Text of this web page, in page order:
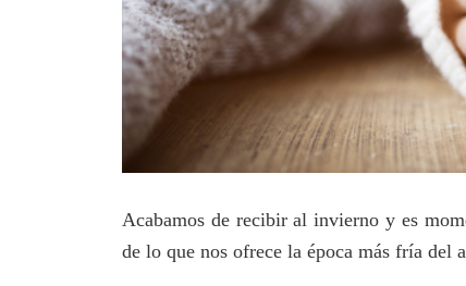
Acabamos de recibir al invierno y es
de lo que nos ofrece la época más fría del